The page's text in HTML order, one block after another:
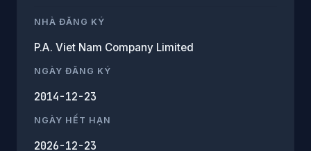
NHÀ ĐĂNG KÝ
P.A. Viet Nam Company Limited
NGÀY ĐĂNG KÝ
2014-12-23
NGÀY HẾT HẠN
2026-12-23